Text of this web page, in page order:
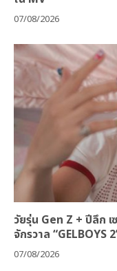
07/08/2026
วัยรุ่น Gen Z + ปีลึก เ
จักรวาล “GELBOYS
07/08/2026